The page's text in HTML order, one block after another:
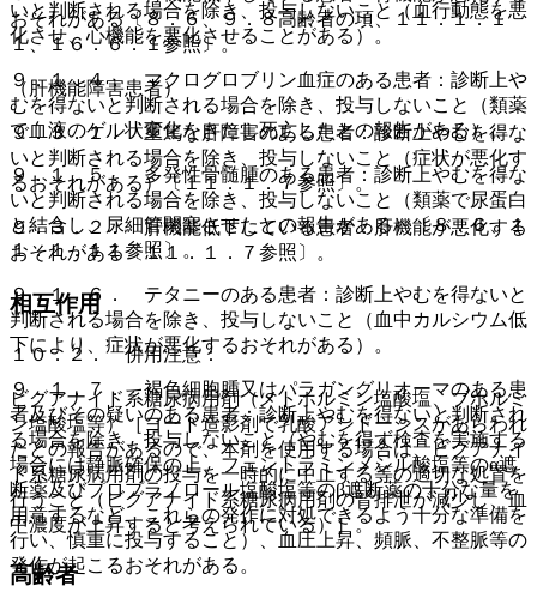
おそれがある〔８．６、９．８高齢者の項、１１．１．１
１、１６．６．１参照〕。
（肝機能障害患者）
９．３．１． 重篤な肝障害のある患者：診断上やむを得な
いと判断される場合を除き、投与しないこと（症状が悪化す
るおそれがある）〔１１．１．７参照〕。
９．３．２． 肝機能低下している患者：肝機能が悪化する
おそれがある〔１１．１．７参照〕。
相互作用
１０．２． 併用注意：
ビグアナイド系糖尿病用剤（メトホルミン塩酸塩、ブホルミ
ン塩酸塩等）［ヨード造影剤で乳酸アシドーシスがあらわれ
たとの報告があるので、本剤を使用する場合は、ビグアナイ
ド系糖尿病用剤の投与を一時的に中止する等の適切な処置を
行うこと（ビグアナイド系糖尿病用剤の腎排泄が減少し、血
中濃度が上昇すると考えられている）］。
高齢者
いと判断される場合を除き、投与しないこと（血行動態を悪
化させ、心機能を悪化させることがある）。
９．１．４． マクログロブリン血症のある患者：診断上や
むを得ないと判断される場合を除き、投与しないこと（類薬
で血液のゲル状変化をきたし死亡したとの報告がある）。
９．１．５． 多発性骨髄腫のある患者：診断上やむを得な
いと判断される場合を除き、投与しないこと（類薬で尿蛋白
と結合し、尿細管閉塞させたとの報告がある）〔８．６、１
１．１．１１参照〕。
９．１．６． テタニーのある患者：診断上やむを得ないと
判断される場合を除き、投与しないこと（血中カルシウム低
下により、症状が悪化するおそれがある）。
９．１．７． 褐色細胞腫又はパラガングリオーマのある患
者及びその疑いのある患者：診断上やむを得ないと判断され
る場合を除き、投与しないこと（やむを得ず検査を実施する
場合には静脈確保の上、フェントラミンメシル酸塩等のα遮
断薬及びプロプラノロール塩酸塩等のβ遮断薬の十分な量を
用意するなど、これらの発作に対処できるよう十分な準備を
行い、慎重に投与すること）、血圧上昇、頻脈、不整脈等の
発作が起こるおそれがある。